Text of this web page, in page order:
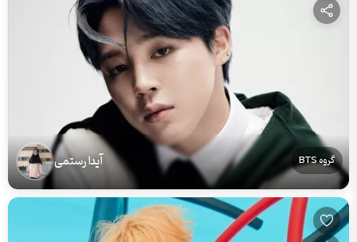
گروه BTS آیدا رستمی